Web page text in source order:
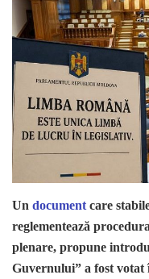
Un document care
reglementează
plenare, propune
Guvernului” a fost